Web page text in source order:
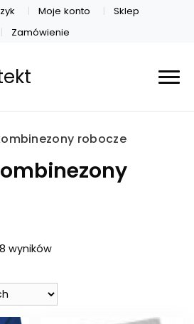
Moje konto
Sklep
Zamówienie
robocze
wynikówPosortowane
najnowszych